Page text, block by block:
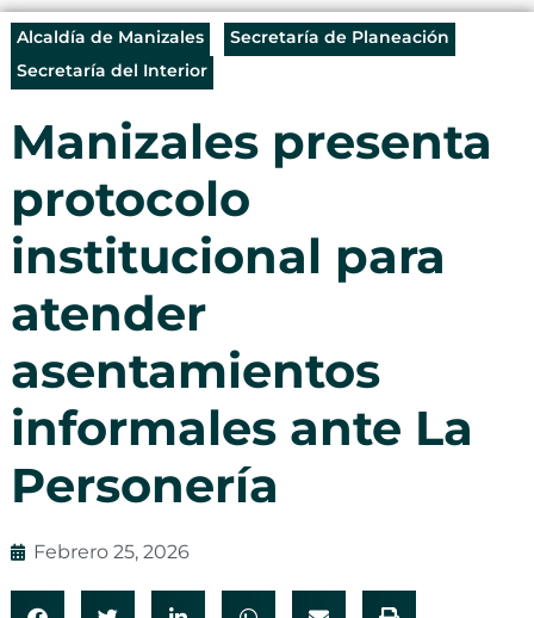
Alcaldía de Manizales
Secretaría de Planeación
Secretaría del Interior
Manizales presenta
protocolo
institucional para
atender
asentamientos
informales ante La
Personería
Febrero 25, 2026